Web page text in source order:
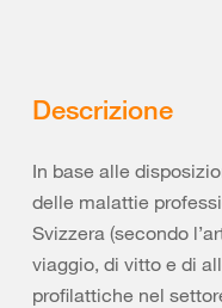
Descrizione
In base alle
delle malattie
Svizzera (secondo
viaggio, di vitto e di
profilattiche nel